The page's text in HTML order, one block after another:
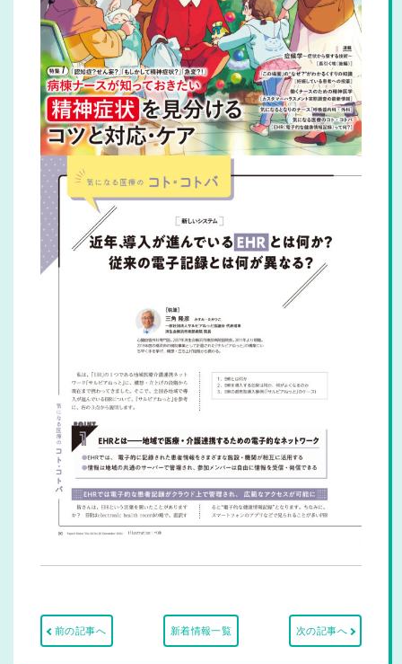
前の記事へ 新着情報一覧 次の記事へ